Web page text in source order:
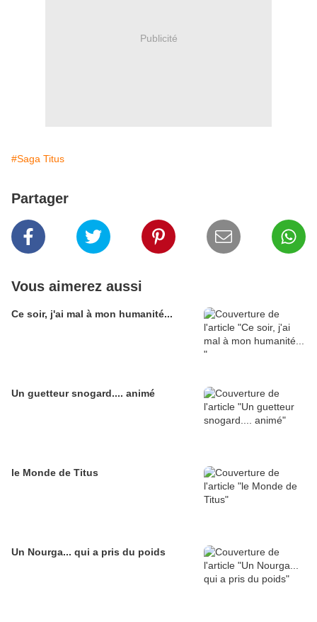
Publicité
#Saga Titus
Partager
Vous aimerez aussi
Ce soir, j'ai mal à mon humanité...
Un guetteur snogard.... animé
le Monde de Titus
Un Nourga... qui a pris du poids